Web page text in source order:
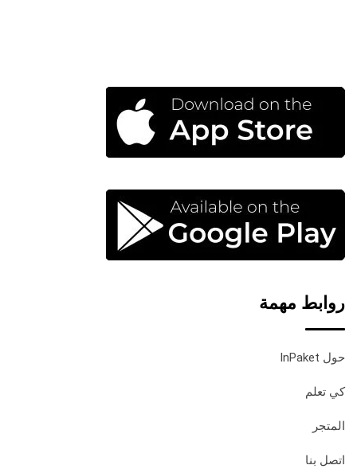
روابط مهمة
حول InPaket
كي تعلم
المتجر
اتصل بنا